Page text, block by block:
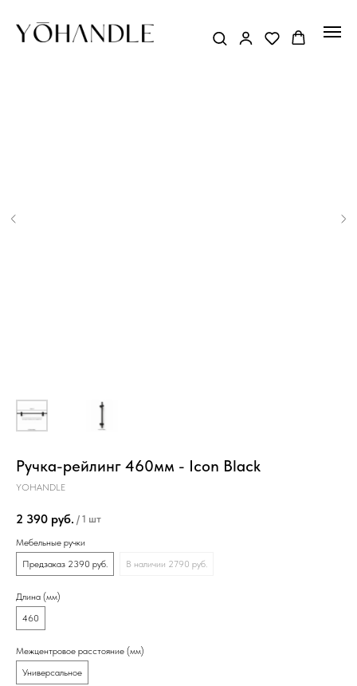
Ручка-рейлинг 460мм - Icon Black
YOHANDLE
2 390 руб. / 1 шт
Мебельные ручки
Предзаказ 2390 руб.
В наличии 2790 руб.
Длина (мм)
460
Межцентровое расстояние (мм)
Универсальное